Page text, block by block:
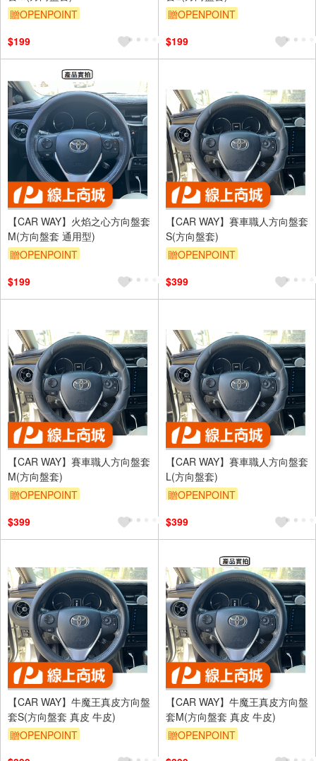
贈OPENPOINT
$199
贈OPENPOINT
$199
【CAR WAY】火焰之心方向盤套
M(方向盤套 通用型)
贈OPENPOINT
$199
【CAR WAY】賽車職人方向盤套
S(方向盤套)
贈OPENPOINT
$399
【CAR WAY】賽車職人方向盤套
M(方向盤套)
贈OPENPOINT
$399
【CAR WAY】賽車職人方向盤套
L(方向盤套)
贈OPENPOINT
$399
【CAR WAY】牛魔王真皮方向盤
套S(方向盤套 真皮 牛皮)
贈OPENPOINT
【CAR WAY】牛魔王真皮方向盤
套M(方向盤套 真皮 牛皮)
贈OPENPOINT